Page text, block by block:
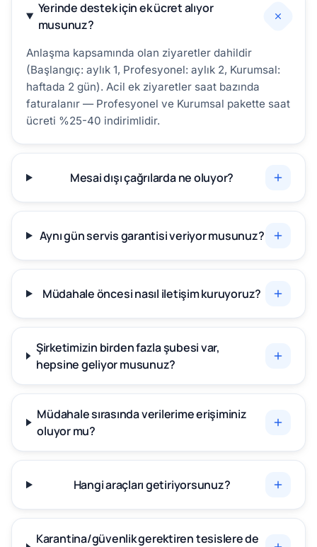
Yerinde destek için ek ücret alıyor
musunuz?
Anlaşma kapsamında olan ziyaretler dahildir
(Başlangıç: aylık 1, Profesyonel: aylık 2, Kurumsal:
haftada 2 gün). Acil ek ziyaretler saat bazında
faturalanır — Profesyonel ve Kurumsal pakette saat
ücreti %25-40 indirimlidir.
Mesai dışı çağrılarda ne oluyor?
Aynı gün servis garantisi veriyor musunuz?
Müdahale öncesi nasıl iletişim kuruyoruz?
Şirketimizin birden fazla şubesi var,
hepsine geliyor musunuz?
Müdahale sırasında verilerime erişiminiz
oluyor mu?
Hangi araçları getiriyorsunuz?
Karantina/güvenlik gerektiren tesislere de